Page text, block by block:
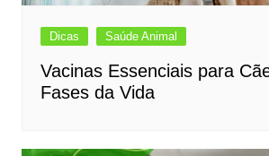
Dicas Saúde Animal
Vacinas Essenciais para
Fases da Vida